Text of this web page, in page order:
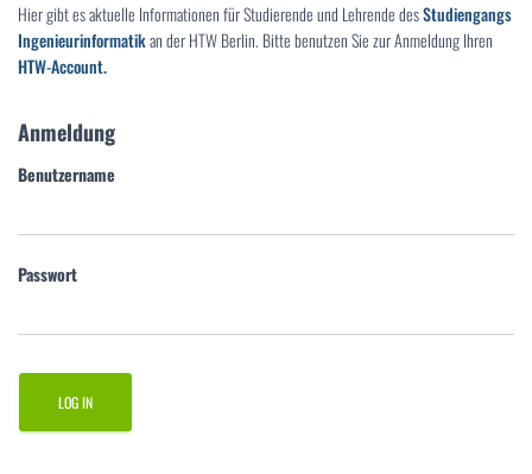
Hier gibt es aktuelle Informationen für Studierende und Lehrende desStudiengangs
Ingenieurinformatikan der HTW Berlin. Bitte benutzen Sie zur Anmeldung Ihren
HTW-Account.
Anmeldung
Benutzername
Passwort